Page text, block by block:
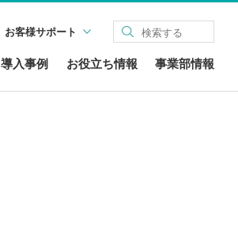
お客様サポート
導入事例 お役立ち情報 事業部情報